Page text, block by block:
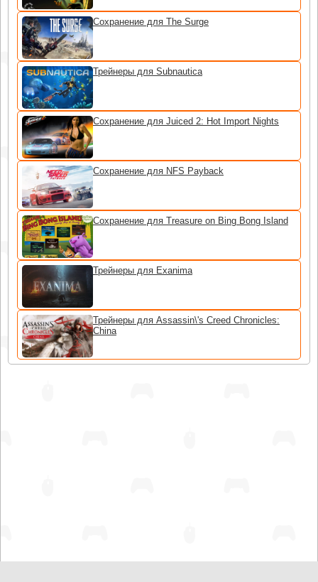
Сохранение для The Surge
Трейнеры для Subnautica
Сохранение для Juiced 2: Hot Import Nights
Сохранение для NFS Payback
Сохранение для Treasure on Bing Bong Island
Трейнеры для Exanima
Трейнеры для Assassin\'s Creed Chronicles:
China